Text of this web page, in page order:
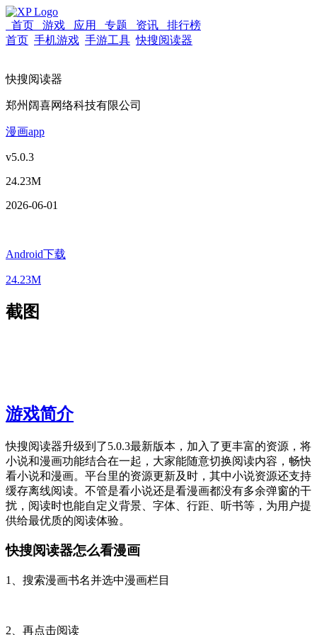
首页 游戏 应用 专题 资讯
排行榜
首页 手机游戏 手游工具 快搜阅读器
快搜阅读器
郑州阔喜网络科技有限公司
漫画app
v5.0.3
24.23M
2026-06-01
Android下载
24.23M
截图
游戏简介
快搜阅读器升级到了5.0.3最新版本，加入了更丰富的资源，将
小说和漫画功能结合在一起，大家能随意切换阅读内容，畅快
看小说和漫画。平台里的资源更新及时，其中小说资源还支持
缓存离线阅读。不管是看小说还是看漫画都没有多余弹窗的干
扰，阅读时也能自定义背景、字体、行距、听书等，为用户提
供给最优质的阅读体验。
快搜阅读器怎么看漫画
1、搜索漫画书名并选中漫画栏目